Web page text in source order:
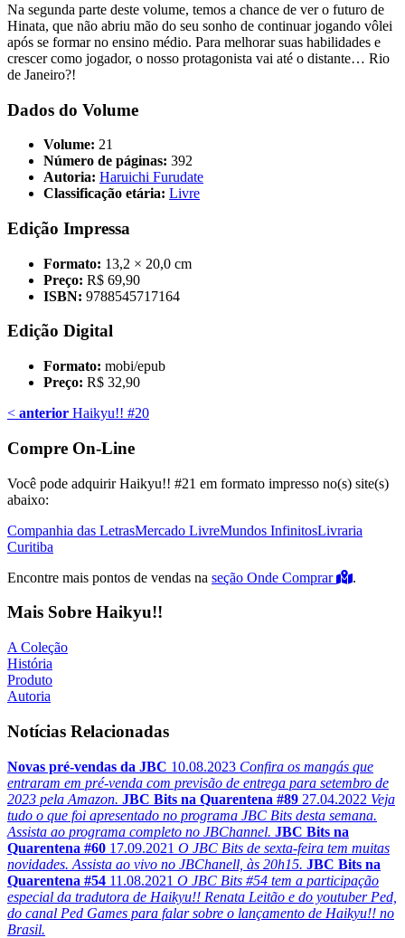
Na segunda parte deste volume, temos a chance de ver o futuro de
Hinata, que não abriu mão do seu sonho de continuar jogando vôlei
após se formar no ensino médio. Para melhorar suas habilidades e
crescer como jogador, o nosso protagonista vai até o distante… Rio
de Janeiro?!
Dados do Volume
Volume: 21
Número de páginas: 392
Autoria: Haruichi Furudate
Classificação etária: Livre
Edição Impressa
Formato: 13,2 × 20,0 cm
Preço: R$ 69,90
ISBN: 9788545717164
Edição Digital
Formato: mobi/epub
Preço: R$ 32,90
< anterior Haikyu!! #20
Compre On-Line
Você pode adquirir Haikyu!! #21 em formato impresso no(s) site(s)
abaixo:
Companhia das LetrasMercado LivreMundos InfinitosLivraria
Curitiba
Encontre mais pontos de vendas na seção Onde Comprar .
Mais Sobre Haikyu!!
A Coleção
História
Produto
Autoria
Notícias Relacionadas
Novas pré-vendas da JBC 10.08.2023 Confira os mangás que
entraram em pré-venda com previsão de entrega para setembro de
2023 pela Amazon. JBC Bits na Quarentena #89 27.04.2022 Veja
tudo o que foi apresentado no programa JBC Bits desta semana.
Assista ao programa completo no JBChannel. JBC Bits na
Quarentena #60 17.09.2021 O JBC Bits de sexta-feira tem muitas
novidades. Assista ao vivo no JBChanell, às 20h15. JBC Bits na
Quarentena #54 11.08.2021 O JBC Bits #54 tem a participação
especial da tradutora de Haikyu!! Renata Leitão e do youtuber Ped,
do canal Ped Games para falar sobre o lançamento de Haikyu!! no
Brasil.